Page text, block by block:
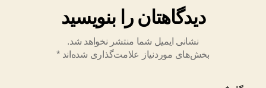
دیدگاهتان را بنویسید
نشانی ایمیل شما منتشر نخواهد شد.
بخش‌های موردنیاز علامت‌گذاری شده‌اند*